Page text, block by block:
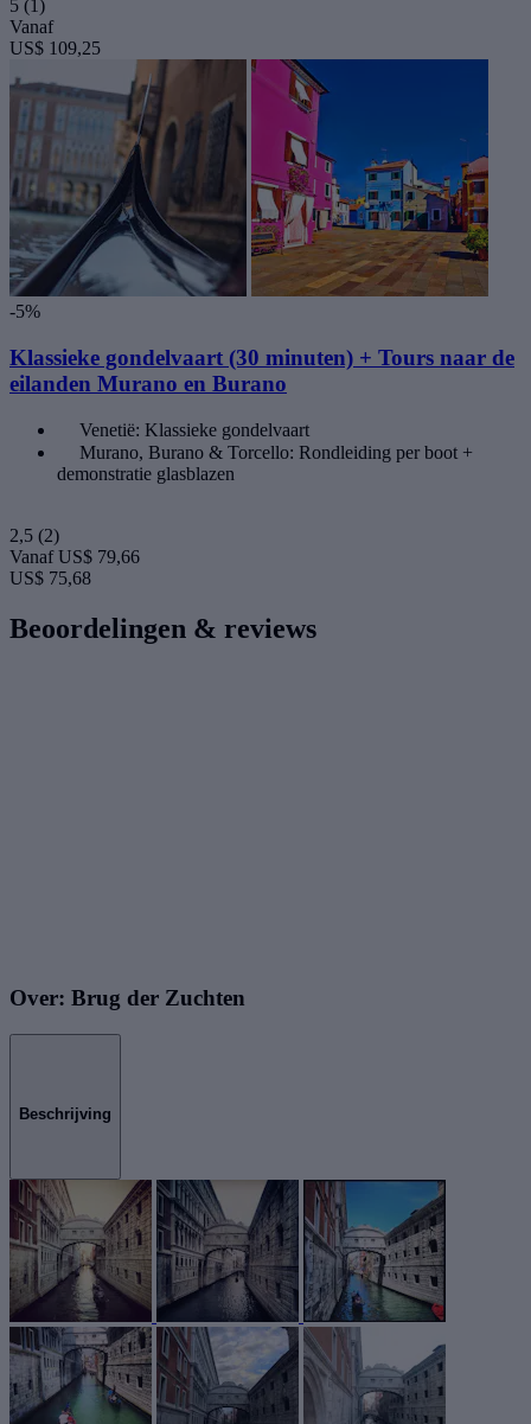
5 (1)
Vanaf
US$ 109,25
-5%
Klassieke gondelvaart (30 minuten) + Tours naar de
eilanden Murano en Burano
Venetië: Klassieke gondelvaart
Murano, Burano & Torcello: Rondleiding per boot +
demonstratie glasblazen
2,5 (2)
Vanaf US$ 79,66
US$ 75,68
Beoordelingen & reviews
Over: Brug der Zuchten
Beschrijving